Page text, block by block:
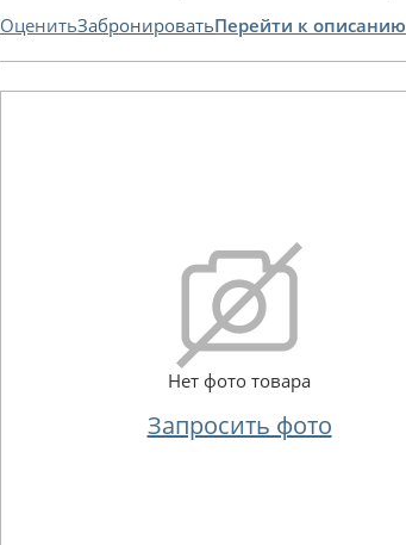
ОценитьЗабронироватьПерейти к описанию
Нет фото товара
Запросить фото